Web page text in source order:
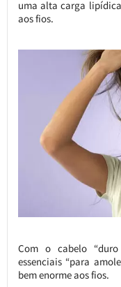
uma alta carga
aos fios.
Com o cabelo
essenciais “para
bem enorme aos fios.